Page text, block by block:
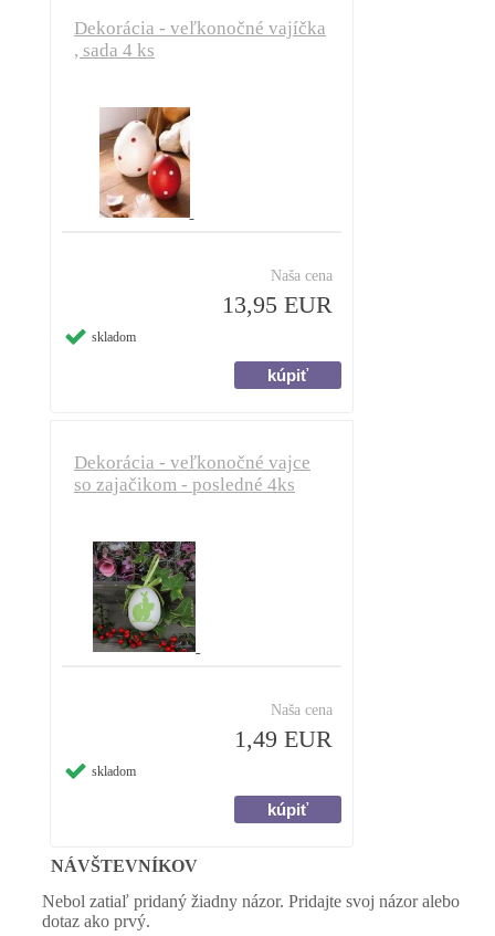
Dekorácia - veľkonočné vajíčka
, sada 4 ks
Naša cena
13,95 EUR
skladom
Dekorácia - veľkonočné vajce
so zajačikom - posledné 4ks
Naša cena
1,49 EUR
skladom
NÁVŠTEVNÍKOV
Nebol zatiaľ pridaný žiadny názor. Pridajte svoj názor alebo
dotaz ako prvý.